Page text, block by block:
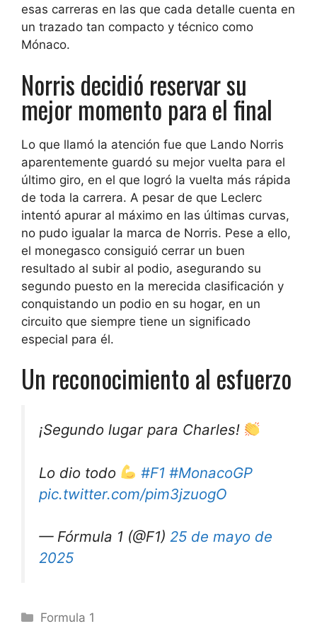
esas carreras en las que cada detalle cuenta en
un trazado tan compacto y técnico como
Mónaco.
Norris decidió reservar su
mejor momento para el final
Lo que llamó la atención fue que Lando Norris
aparentemente guardó su mejor vuelta para el
último giro, en el que logró la vuelta más rápida
de toda la carrera. A pesar de que Leclerc
intentó apurar al máximo en las últimas curvas,
no pudo igualar la marca de Norris. Pese a ello,
el monegasco consiguió cerrar un buen
resultado al subir al podio, asegurando su
segundo puesto en la merecida clasificación y
conquistando un podio en su hogar, en un
circuito que siempre tiene un significado
especial para él.
Un reconocimiento al esfuerzo
¡Segundo lugar para Charles!
Lo dio todo #F1 #MonacoGP
pic.twitter.com/pim3jzuogO
— Fórmula 1 (@F1) 25 de mayo de
2025
Categorías
Formula 1